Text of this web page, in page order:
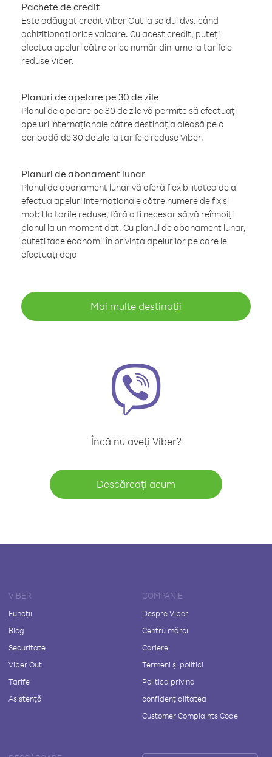
Pachete de credit
Este adăugat credit Viber Out la soldul dvs. când
achiziționați orice valoare. Cu acest credit, puteți
efectua apeluri către orice număr din lume la tarifele
reduse Viber.
Planuri de apelare pe 30 de zile
Planul de apelare pe 30 de zile vă permite să efectuați
apeluri internaționale către destinația aleasă pe o
perioadă de 30 de zile la tarifele reduse Viber.
Planuri de abonament lunar
Planul de abonament lunar vă oferă flexibilitatea de a
efectua apeluri internaționale către numere de fix și
mobil la tarife reduse, fără a fi necesar să vă reînnoiți
planul la un moment dat. Cu planul de abonament lunar,
puteți face economii în privința apelurilor pe care le
efectuați deja
Mai multe destinații
Încă nu aveți Viber?
Descărcați acum
VIBER
Funcții
Blog
Securitate
Viber Out
Tarife
Asistență
COMPANIE
Despre Viber
Centru mărci
Cariere
Termeni și politici
Politica privind
confidențialitatea
Customer Complaints Code